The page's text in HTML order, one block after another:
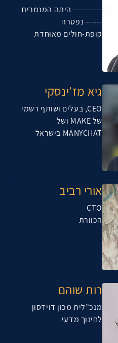
-----------היתה המנמרית
------ נפטרה
קופת-חולים מאוחדת
גיא מז'ינסקי
CEO, בעלים ושותף רשמי
של MAKE ושל
MANYCHAT בישראל
אורי רביב
CTO
הכוורת
רות שוהם
מנכ”לית מכון דוידסון
לחינוך מדעי